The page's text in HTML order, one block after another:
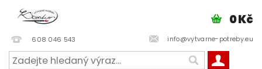
608 046 543 info@vytvarne-potreby.eu
0 Kč